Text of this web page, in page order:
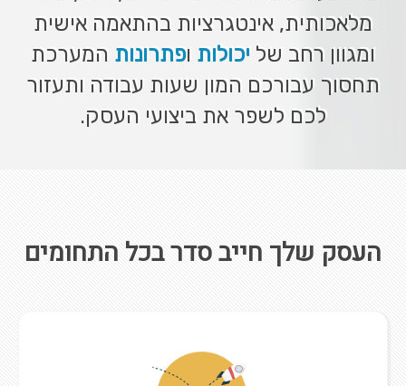
מלאכותית, אינטגרציות בהתאמה אישית
ומגוון רחב של יכולות ופתרונות המערכת
תחסוך עבורכם המון שעות עבודה ותעזור
לכם לשפר את ביצועי העסק.
העסק שלך חייב סדר בכל התחומים